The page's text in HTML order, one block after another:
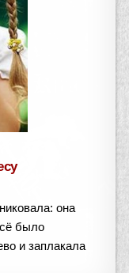
она
было
и заплакала